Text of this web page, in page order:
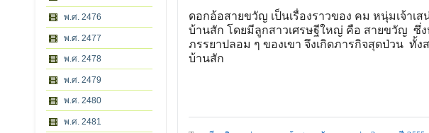
พ.ศ. 2476
พ.ศ. 2477
พ.ศ. 2478
พ.ศ. 2479
พ.ศ. 2480
พ.ศ. 2481
ดอกอ้อสายขวัญ เป็นเรื่องราวของ คม หนุ่มเจ้าเ
บ้านสัก โดยมีลูกสาวเศรษฐีใหญ่ คือ สายขวัญ ซึ่
ภรรยาปลอม ๆ ของเขา จึงเกิดภารกิจสุดป่วน ทั้
บ้านสัก